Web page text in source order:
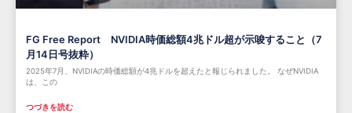
FG Free Report NVIDIA時価総額4兆ドル超が示唆すること（7
月14日号抜粋）
2025年7月、NVIDIAの時価総額が4兆ドルを超えたと報じられました。 なぜNVIDIA
は、この
つづきを読む